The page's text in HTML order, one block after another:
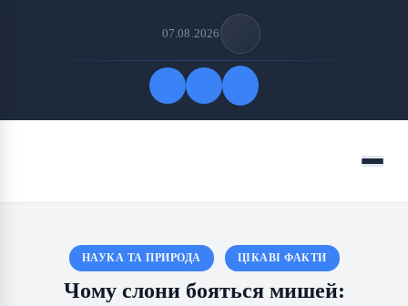
07.08.2026
Menu
НАУКА ТА ПРИРОДА ЦІКАВІ ФАКТИ
Чому слони бояться мишей: